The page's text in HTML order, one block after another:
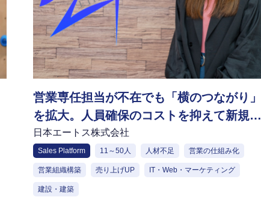
営業専任担当が不在でも「横のつながり」
を拡大。人員確保のコストを抑えて新規開
拓を推進する「Sales Platform」活用法
日本エートス株式会社
Sales Platform 11～50人 人材不足 営業の仕組み化
営業組織構築 売り上げUP IT・Web・マーケティング
建設・建築